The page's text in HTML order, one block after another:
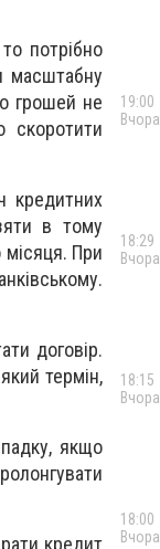
потрібно
масштабну
грошей не
скоротити
кредитних
в тому
При
договір.
термін,
якщо
19:00
Вчора
18:29
Вчора
18:15
Вчора
18:00
Вчора